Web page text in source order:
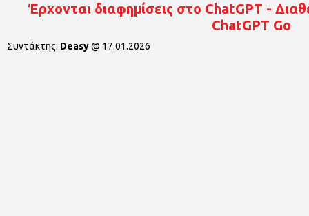
Έρχονται διαφημίσεις στο ChatGPT -
ChatGPT Go
Συντάκτης: Deasy@ 17.01.2026